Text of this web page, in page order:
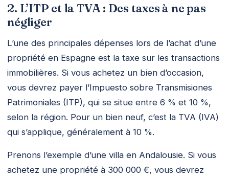
2. L’ITP et la TVA : Des taxes à ne pas
négliger
L’une des principales dépenses lors de l’achat d’une
propriété en Espagne est la taxe sur les transactions
immobilières. Si vous achetez un bien d’occasion,
vous devrez payer l’Impuesto sobre Transmisiones
Patrimoniales (ITP), qui se situe entre 6 % et 10 %,
selon la région. Pour un bien neuf, c’est la TVA (IVA)
qui s’applique, généralement à 10 %.
Prenons l’exemple d’une villa en Andalousie. Si vous
achetez une propriété à 300 000 €, vous devrez